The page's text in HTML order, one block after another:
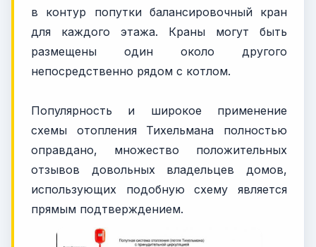
в контур попутки балансировочный кран
для каждого этажа. Краны могут быть
размещены один около другого
непосредственно рядом с котлом.
Популярность и широкое применение
схемы отопления Тихельмана полностью
оправдано, множество положительных
отзывов довольных владельцев домов,
использующих подобную схему является
прямым подтверждением.